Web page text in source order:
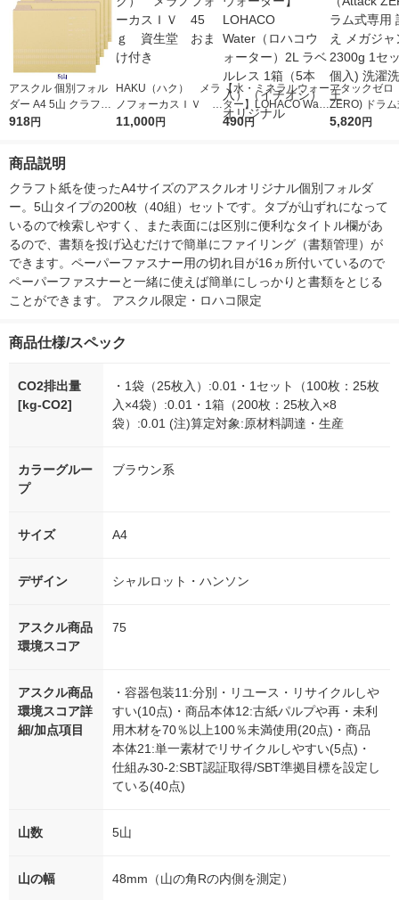
アスクル 個別フォル
ダー A4 5山 クラフト
25枚 オリジナル
918円
HAKU（ハク） メラ
ノフォーカスＩＶ 4
5ｇ 資生堂 おまけ
11,000円
【水・ミネラルウォー
ター】LOHACO Wate
r（ロハコウォータ
490円
アタックゼロ
ZERO) ドラ
詰め替え メガ
5,820円
商品説明
クラフト紙を使ったA4サイズのアスクルオリジナル個別フォルダ
ー。5山タイプの200枚（40組）セットです。タブが山ずれになって
いるので検索しやすく、また表面には区別に便利なタイトル欄があ
るので、書類を投げ込むだけで簡単にファイリング（書類管理）が
できます。ペーパーファスナー用の切れ目が16ヵ所付いているので
ペーパーファスナーと一緒に使えば簡単にしっかりと書類をとじる
ことができます。 アスクル限定・ロハコ限定
商品仕様/スペック
CO2排出量
[kg-CO2]
・1袋（25枚入）:0.01・1セット（100枚：25枚
入×4袋）:0.01・1箱（200枚：25枚入×8
袋）:0.01 (注)算定対象:原材料調達・生産
カラーグルー
プ
ブラウン系
サイズ A4
デザイン シャルロット・ハンソン
アスクル商品
環境スコア
75
アスクル商品
環境スコア詳
細/加点項目
・容器包装11:分別・リユース・リサイクルしや
すい(10点)・商品本体12:古紙パルプや再・未利
用木材を70％以上100％未満使用(20点)・商品
本体21:単一素材でリサイクルしやすい(5点)・
仕組み30-2:SBT認証取得/SBT準拠目標を設定し
ている(40点)
山数 5山
山の幅 48mm（山の角Rの内側を測定）